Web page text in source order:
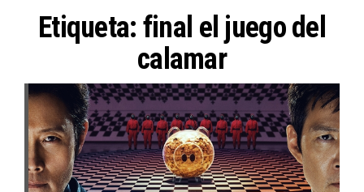
música.
Etiqueta: final el juego del
calamar